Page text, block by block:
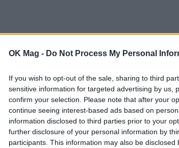
OK Mag - Do Not Process My Personal
If you wish to opt-out of the sale, sharing to third
sensitive information for targeted advertising by us,
confirm your selection. Please note that after your
continue seeing interest-based ads based on
information disclosed to third parties prior to your
further disclosure of your personal information by
participants. This information may also be